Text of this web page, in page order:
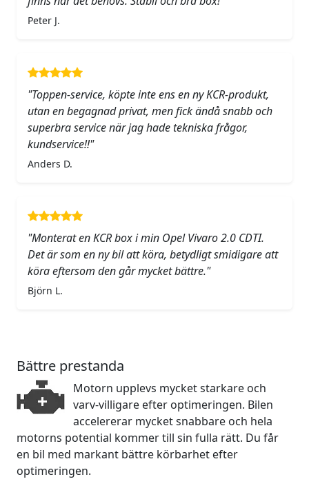
Peter J.
"Toppen-service, köpte inte ens en ny KCR-produkt,
utan en begagnad privat, men fick ändå snabb och
superbra service när jag hade tekniska frågor,
kundservice!!"
Anders D.
"Monterat en KCR box i min Opel Vivaro 2.0 CDTI.
Det är som en ny bil att köra, betydligt smidigare att
köra eftersom den går mycket bättre."
Björn L.
Bättre prestanda
Motorn upplevs mycket starkare och
varv-villigare efter optimeringen. Bilen
accelererar mycket snabbare och hela
motorns potential kommer till sin fulla rätt. Du får
en bil med markant bättre körbarhet efter
optimeringen.